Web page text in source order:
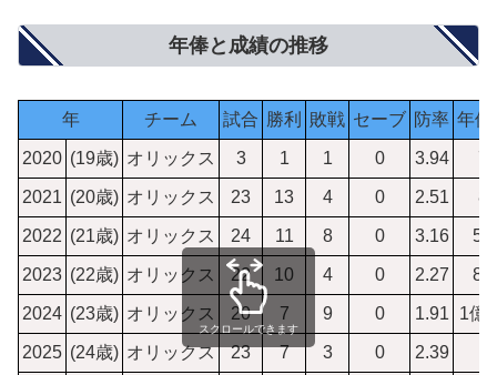
年俸と成績の推移
年 チーム 試合 勝利 敗戦 セーブ 防率 年俸
2020 (19歳) オリックス 3 1 1 0 3.94
2021 (20歳) オリックス 23 13 4 0 2.51
2022 (21歳) オリックス 24 11 8 0 3.16
2023 (22歳) オリックス 22 10 4 0 2.27
2024 (23歳) オリックス 20 7 9 0 1.91 1億
2025 (24歳) オリックス 23 7 3 0 2.39
スクロールできます